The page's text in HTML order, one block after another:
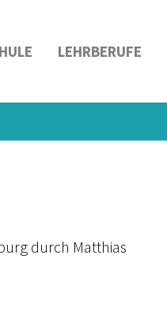
LEHRBERUFE
durch Matthias